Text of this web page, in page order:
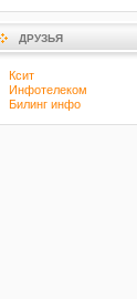
ДРУЗЬЯ
Ксит
Инфотелеком
Билинг инфо